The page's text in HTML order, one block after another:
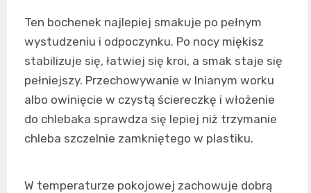
Ten bochenek najlepiej smakuje po pełnym
wystudzeniu i odpoczynku. Po nocy miękisz
stabilizuje się, łatwiej się kroi, a smak staje się
pełniejszy. Przechowywanie w lnianym worku
albo owinięcie w czystą ściereczkę i włożenie
do chlebaka sprawdza się lepiej niż trzymanie
chleba szczelnie zamkniętego w plastiku.
W temperaturze pokojowej zachowuje dobrą